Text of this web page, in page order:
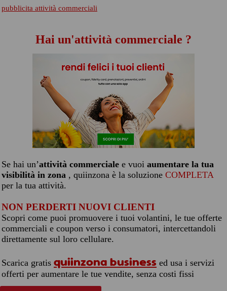
pubblicita attività commerciali
Hai un'attività commerciale ?
Se hai un’attività commerciale e vuoi aumentare la tua
visibilità in zona , quiinzona è la soluzione COMPLETA
per la tua attività.
NON PERDERTI NUOVI CLIENTI
Scopri come puoi promuovere i tuoi volantini, le tue offerte
commerciali e coupon verso i consumatori, intercettandoli
direttamente sul loro cellulare.
Scarica gratis quiinzona business ed usa i servizi
offerti per aumentare le tue vendite, senza costi fissi